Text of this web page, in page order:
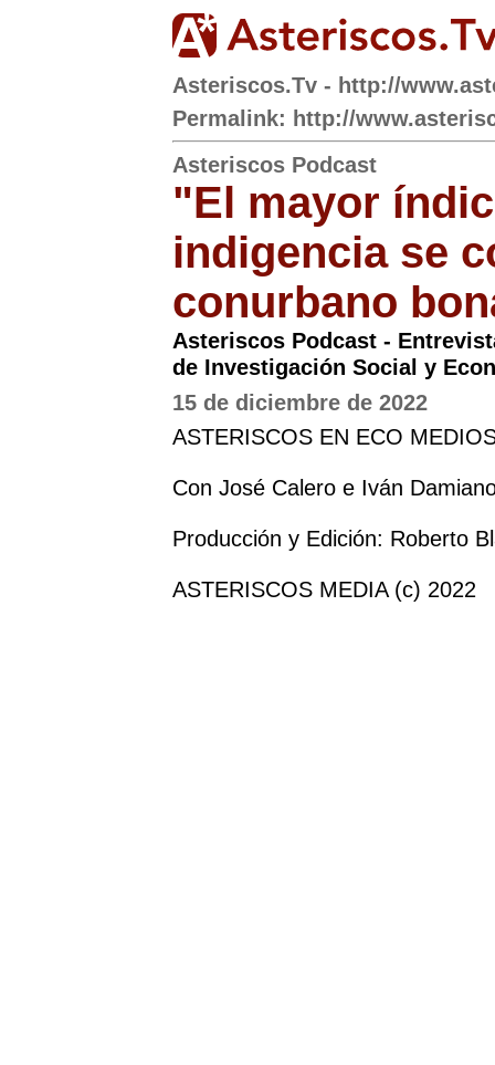
Asteriscos.Tv - http://
Permalink: http://
Asteriscos Podcast
"El mayor
indigencia se
conurbano
Asteriscos Podcast -
de Investigación Social y
15 de diciembre de 2022
ASTERISCOS EN ECO
Con José Calero e Iván
Producción y Edición: Roberto
ASTERISCOS MEDIA (c) 2022